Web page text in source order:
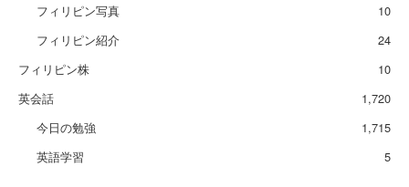
フィリピン写真
10
フィリピン紹介
24
フィリピン株
10
英会話
1,720
今日の勉強
1,715
英語学習
5